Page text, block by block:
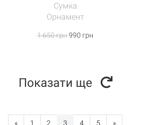
Сумка
Орнамент
1 650 грн990 грн
Показати ще
« 1 2 3 4 5 »